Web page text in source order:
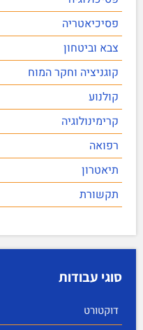
פסיכיאטריה
צבא וביטחון
קוגניציה וחקר המוח
קולנוע
קרימינולוגיה
רפואה
תיאטרון
תקשורת
סוגי עבודות
דוקטורט